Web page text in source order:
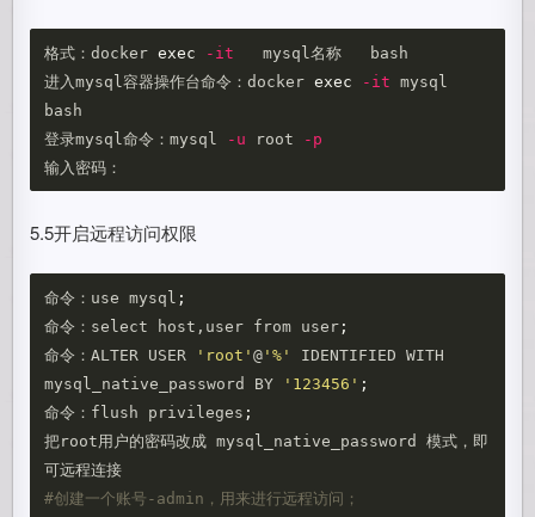
格式：docker exec -it
   mysql名称   bash
进入mysql容器操作台命令：docker exec -it mysql
bash
登录mysql命令：mysql
-u root
-p
5.5开启远程访问权限
命令：use mysql ;
命令：select host,user from user ;
命令：ALTER USER
'root'@ '%'
IDENTIFIED WITH
mysql_native_password BY
'123456' ;
命令：flush privileges ;
把root用户的密码改成 mysql_native_password 模式，即
#创建一个账号-admin，用来进行远程访问；